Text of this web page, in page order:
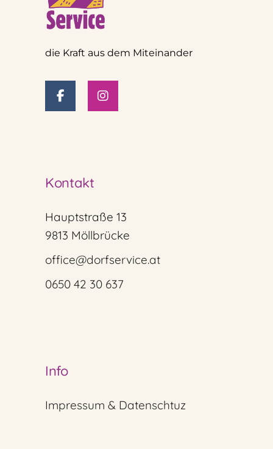
die Kraft aus dem Miteinander
Kontakt
Hauptstraße 13
9813 Möllbrücke
office@dorfservice.at
0650 42 30 637
Info
Impressum & Datenschtuz